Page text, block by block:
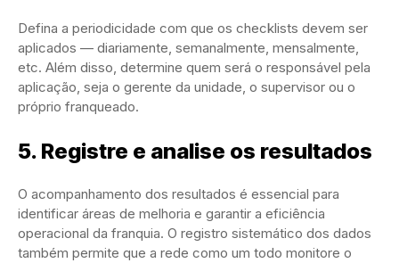
Defina a periodicidade com que os checklists devem ser
aplicados — diariamente, semanalmente, mensalmente,
etc. Além disso, determine quem será o responsável pela
aplicação, seja o gerente da unidade, o supervisor ou o
próprio franqueado.
5. Registre e analise os resultados
O acompanhamento dos resultados é essencial para
identificar áreas de melhoria e garantir a eficiência
operacional da franquia. O registro sistemático dos dados
também permite que a rede como um todo monitore o